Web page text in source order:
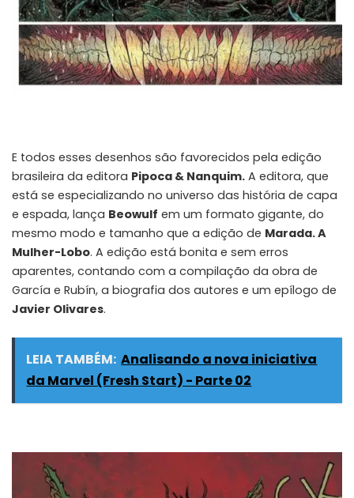
E todos esses desenhos são favorecidos pela edição
brasileira da editora Pipoca & Nanquim. A editora, que
está se especializando no universo das história de capa
e espada, lança Beowulf em um formato gigante, do
mesmo modo e tamanho que a edição de Marada. A
Mulher-Lobo. A edição está bonita e sem erros
aparentes, contando com a compilação da obra de
García e Rubín, a biografia dos autores e um epílogo de
Javier Olivares.
LEIA TAMBÉM: Analisando a nova iniciativa
da Marvel (Fresh Start) - Parte 02